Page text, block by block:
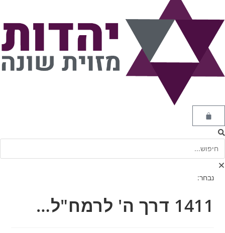
נבחר:
1411 דרך ה' לרמח"ל…